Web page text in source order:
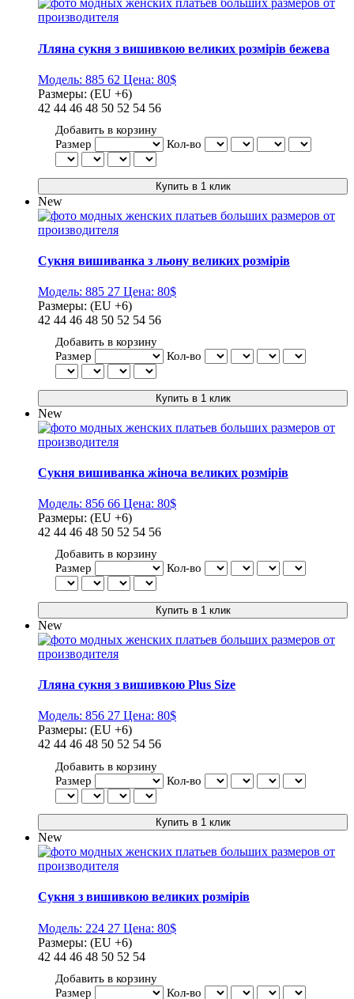
Лляна сукня з вишивкою великих розмірів бежева
Модель: 885 62 Цена: 80$
Размеры: (EU +6)
42 44 46 48 50 52 54 56
Добавить в корзину
Размер
Кол-во
New
Сукня вишиванка з льону великих розмірів
Модель: 885 27 Цена: 80$
Размеры: (EU +6)
42 44 46 48 50 52 54 56
Добавить в корзину
Размер
Кол-во
New
Сукня вишиванка жіноча великих розмірів
Модель: 856 66 Цена: 80$
Размеры: (EU +6)
42 44 46 48 50 52 54 56
Добавить в корзину
Размер
Кол-во
New
Лляна сукня з вишивкою Plus Size
Модель: 856 27 Цена: 80$
Размеры: (EU +6)
42 44 46 48 50 52 54 56
Добавить в корзину
Размер
Кол-во
New
Сукня з вишивкою великих розмірів
Модель: 224 27 Цена: 80$
Размеры: (EU +6)
42 44 46 48 50 52 54
Добавить в корзину
Размер
Кол-во